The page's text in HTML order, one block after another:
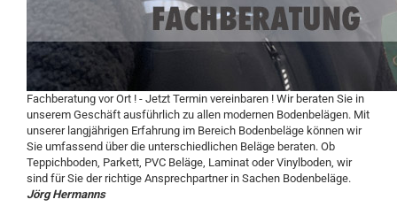
Fachberatung vor Ort ! - Jetzt Termin vereinbaren ! Wir beraten Sie in
unserem Geschäft ausführlich zu allen modernen Bodenbelägen. Mit
unserer langjährigen Erfahrung im Bereich Bodenbeläge können wir
Sie umfassend über die unterschiedlichen Beläge beraten. Ob
Teppichboden, Parkett , PVC Beläge, Laminat oder Vinylboden, wir
sind für Sie der richtige Ansprechpartner in Sachen Bodenbeläge.
Jörg Hermanns